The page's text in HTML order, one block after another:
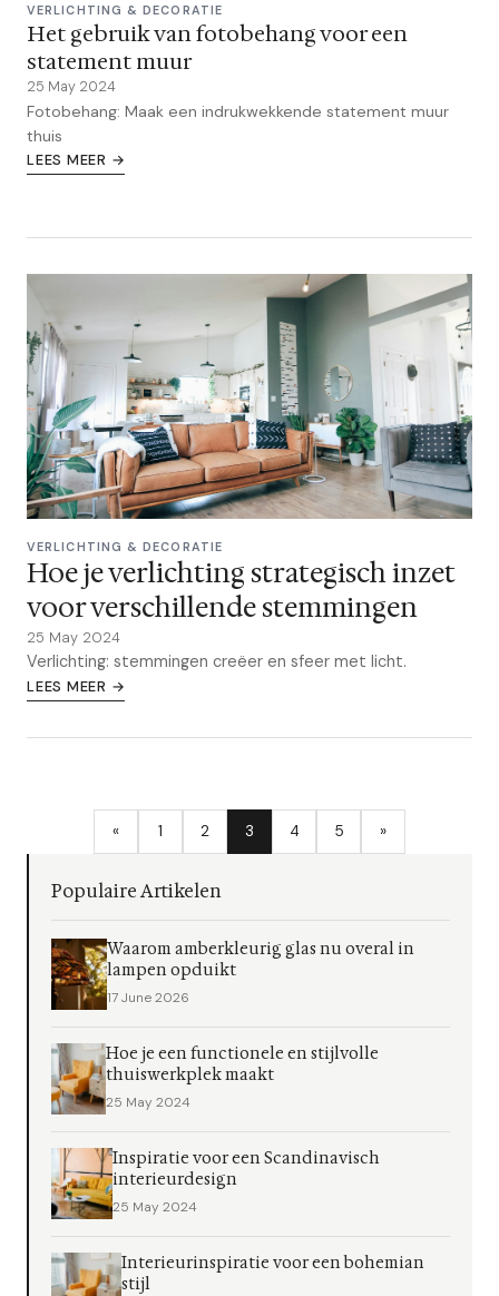
VERLICHTING & DECORATIE
Het gebruik van fotobehang voor een
statement muur
25 May 2024
Fotobehang: Maak een indrukwekkende statement muur
thuis
LEES MEER →
VERLICHTING & DECORATIE
Hoe je verlichting strategisch inzet
voor verschillende stemmingen
25 May 2024
Verlichting: stemmingen creëer en sfeer met licht.
LEES MEER →
« 1 2 3 4 5 »
Populaire Artikelen
Waarom amberkleurig glas nu overal in
lampen opduikt
17 June 2026
Hoe je een functionele en stijlvolle
thuiswerkplek maakt
25 May 2024
Inspiratie voor een Scandinavisch
interieurdesign
25 May 2024
Interieurinspiratie voor een bohemian
stijl